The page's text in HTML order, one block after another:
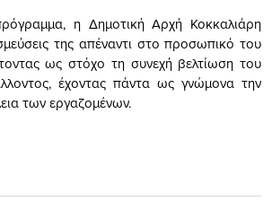
η Δημοτική Αρχή Κοκκαλιάρη
της απέναντι στο προσωπικό του
ως στόχο τη συνεχή βελτίωση του
έχοντας πάντα ως γνώμονα την
των εργαζομένων.